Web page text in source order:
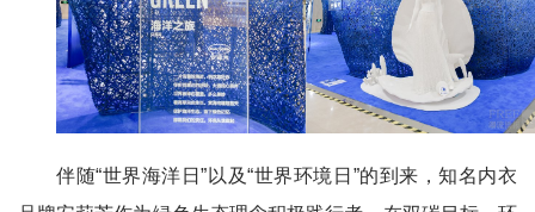
伴随“世界海洋日”以及“世界环境日”的到来，知名内衣